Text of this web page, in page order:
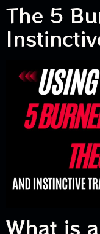
The 5
What is